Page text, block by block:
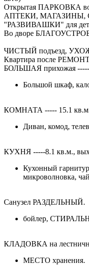
Открытая ПАРКОВКА во
АПТЕКИ, МАГАЗИНЫ,
"РАЗВИВАШКИ" для
Во дворе
ЧИСТЫЙ подъезд,
Квартира после
БОЛЬШАЯ прихожая -----
Большой шкаф,
КОМНАТА ----- 15.1
Диван, комод,
КУХНЯ -----8.1 кв.м.,
Кухонный
микроволновка,
Санузел РАЗДЕЛЬНЫЙ.
бойлер,
КЛАДОВКА на
МЕСТО хранения.